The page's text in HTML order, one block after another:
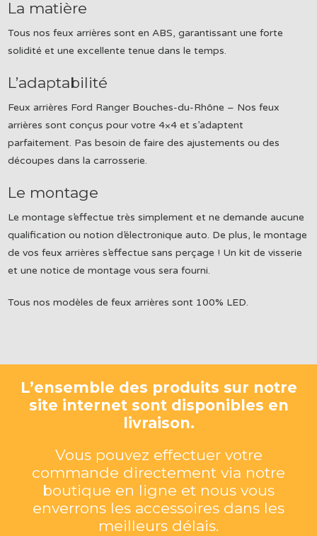
La matière
Tous nos feux arrières sont en ABS, garantissant une forte
solidité et une excellente tenue dans le temps.
L’adaptabilité
Feux arrières Ford Ranger Bouches-du-Rhône – Nos feux
arrières sont conçus pour votre 4×4 et s’adaptent
parfaitement. Pas besoin de faire des ajustements ou des
découpes dans la carrosserie.
Le montage
Le montage s’effectue très simplement et ne demande aucune
qualification ou notion d’électronique auto. De plus, le montage
de vos feux arrières s’effectue sans perçage ! Un kit de visserie
et une notice de montage vous sera fourni.
Tous nos modèles de feux arrières sont 100% LED.
L’ensemble des produits sur notre
site internet sont disponibles en
livraison.
Vous pouvez effectuer votre
commande directement via notre
boutique en ligne et nous vous
enverrons les accessoires dans les
meilleurs délais.